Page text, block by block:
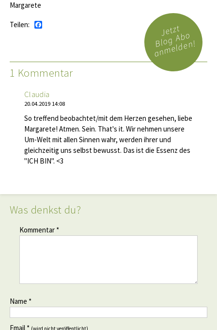
Margarete
Teilen: Jetzt
Blog Abo
anmelden!
1 Kommentar
Claudia
20.04.2019 14:08
So treffend beobachtet/mit dem Herzen gesehen, liebe
Margarete! Atmen. Sein. That's it. Wir nehmen unsere
Um-Welt mit allen Sinnen wahr, werden ihrer und
gleichzeitig uns selbst bewusst. Das ist die Essenz des
"ICH BIN". <3
Was denkst du?
Kommentar *
Name *
Email * (wird nicht veröffentlicht)